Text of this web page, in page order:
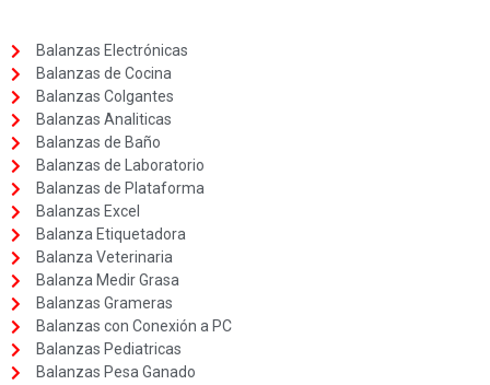
Balanzas Electrónicas
Balanzas de Cocina
Balanzas Colgantes
Balanzas Analiticas
Balanzas de Baño
Balanzas de Laboratorio
Balanzas de Plataforma
Balanzas Excel
Balanza Etiquetadora
Balanza Veterinaria
Balanza Medir Grasa
Balanzas Grameras
Balanzas con Conexión a PC
Balanzas Pediatricas
Balanzas Pesa Ganado